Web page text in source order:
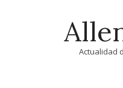
Actualidad